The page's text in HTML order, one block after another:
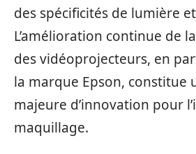
des spécificités de lumière
L’amélioration continue de
des vidéoprojecteurs, en
la marque Epson, constitue
majeure d’innovation pour
maquillage.